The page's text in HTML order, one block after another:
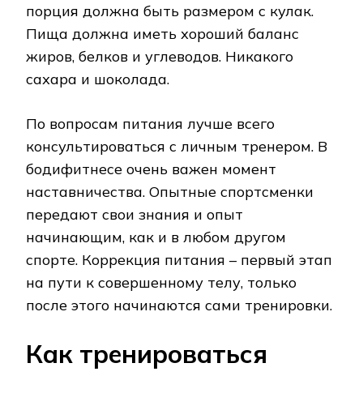
порция должна быть размером с кулак.
Пища должна иметь хороший баланс
жиров, белков и углеводов. Никакого
сахара и шоколада.
По вопросам питания лучше всего
консультироваться с личным тренером. В
бодифитнесе очень важен момент
наставничества. Опытные спортсменки
передают свои знания и опыт
начинающим, как и в любом другом
спорте. Коррекция питания – первый этап
на пути к совершенному телу, только
после этого начинаются сами тренировки.
Как тренироваться